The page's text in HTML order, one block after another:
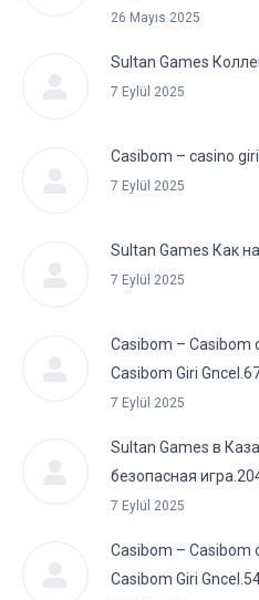
26 Mayıs 2025
Sultan Games
7 Eylül 2025
Casibom – casino
7 Eylül 2025
Sultan Games Как
7 Eylül 2025
Casibom – Casibom
Casibom Giri
7 Eylül 2025
Sultan Games в
безопасная
7 Eylül 2025
Casibom – Casibom
Casibom Giri